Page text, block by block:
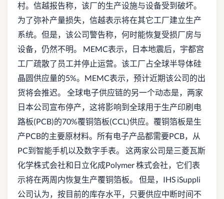
村。信越报告称，该厂的生产设施与设备受到破坏。
为了弥补产量损失，信越表示将在其它工厂建立生产
系统。但是，该公司警告称，何时能恢复受损厂房与
设备，仍然不明。 MEMC表示，日本地震后，宇都宫
工厂疏散了员工并停止运营。该工厂占全球半导体硅
晶圆供应量的5%。MEMC表示，预计近期该公司的出
货将会推迟。 全球电子供应链的另一个动态是，两家
日本公司宣布停产，这将影响到全球用于生产印刷电
路板(PCB)的70%覆铜箔板(CCL)供应。覆铜箔板是生
产PCB的主要原材料。所有电子产品都需要PCB，从
PC到智能手机以及数字手表。 这两家公司是三菱瓦斯
化学株式会社和日立化成Polymer 株式会社，它们表
示将在两周内恢复生产覆铜箔板。 但是，IHS iSuppli
公司认为，按目前的库存水平，只要供应中断时间不